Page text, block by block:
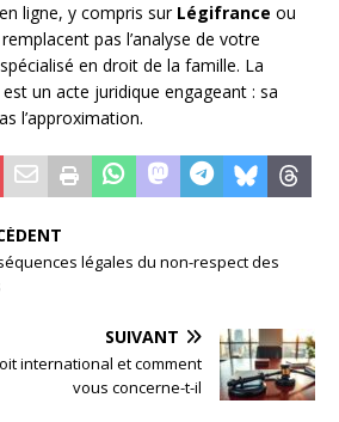
ligne, y compris sur Légifrance ou
pas l’analyse de votre
en droit de la famille. La
un acte juridique engageant : sa
l’approximation.
légales du non-respect des
SUIVANT
international et comment
vous concerne-t-il